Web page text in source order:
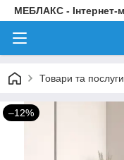
МЕБЛАКС - Інтернет-
Товари та послуги
–12%